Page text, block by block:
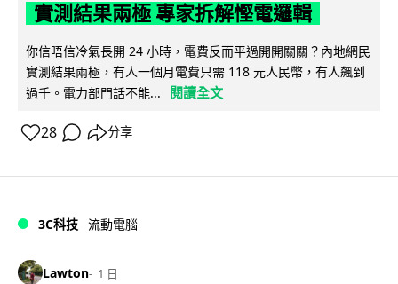
實測結果兩極 專家拆解慳電邏輯
你信唔信冷氣長開 24 小時，電費反而平過開開關關？內地網民
實測結果兩極，有人一個月電費只需 118 元人民幣，有人飆到
過千。電力部門話不能...
閱讀全文
28 分享
3C科技 流動電腦
Lawton 1 日